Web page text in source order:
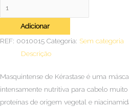
Adicionar
REF: 0010015 Categoria: Sem categoria
Descrição
Masquintense de Kérastase é uma
intensamente nutritiva para cabelo
proteínas de origem vegetal e